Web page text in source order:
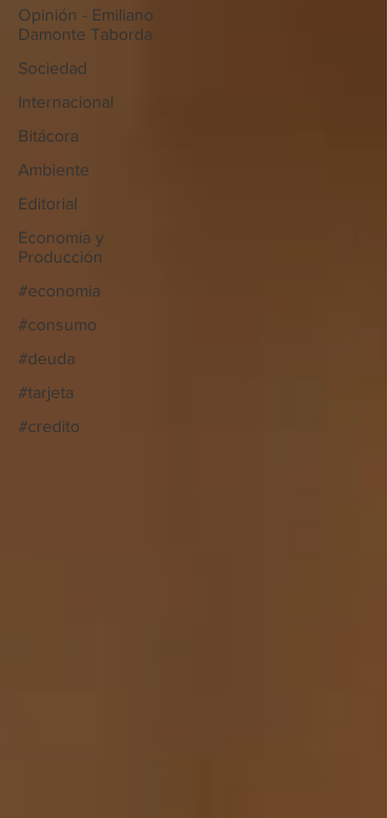
Opinión - Emiliano
Damonte Taborda
Sociedad
Internacional
Bitácora
Ambiente
Editorial
Economía y
Producción
#economia
#consumo
#deuda
#tarjeta
#credito